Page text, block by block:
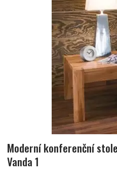
Moderní konferenční
Vanda 1